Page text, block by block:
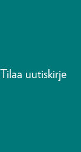
Tilaa uutiskirje